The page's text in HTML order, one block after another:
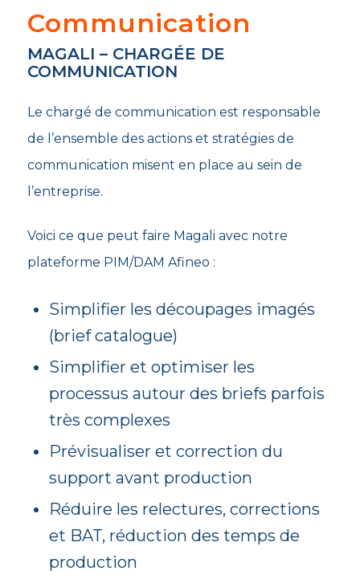
Communication
MAGALI – CHARGÉE DE
COMMUNICATION
Le chargé de communication est responsable
de l’ensemble des actions et stratégies de
communication misent en place au sein de
l’entreprise.
Voici ce que peut faire Magali avec notre
plateforme PIM/DAM Afineo :
Simplifier les découpages imagés
(brief catalogue)
Simplifier et optimiser les
processus autour des briefs parfois
très complexes
Prévisualiser et correction du
support avant production
Réduire les relectures, corrections
et BAT, réduction des temps de
production